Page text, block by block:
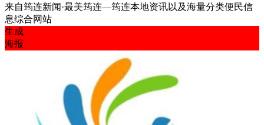
来自筠连新闻·最美筠连—筠连本地资讯以及海量分类便民信
息综合网站
生成
海报